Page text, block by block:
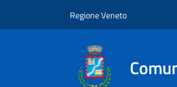
Regione Veneto